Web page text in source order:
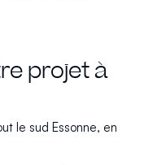
projet à
le sud Essonne, en